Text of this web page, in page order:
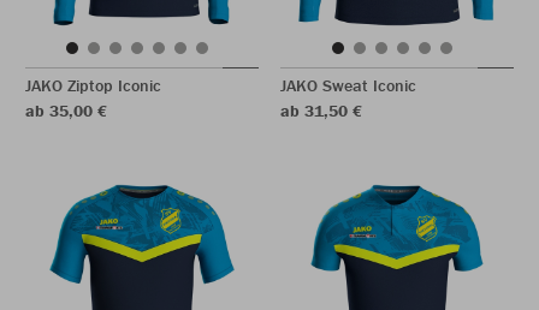
JAKO Ziptop Iconic
ab 35,00 €
JAKO Sweat Iconic
ab 31,50 €